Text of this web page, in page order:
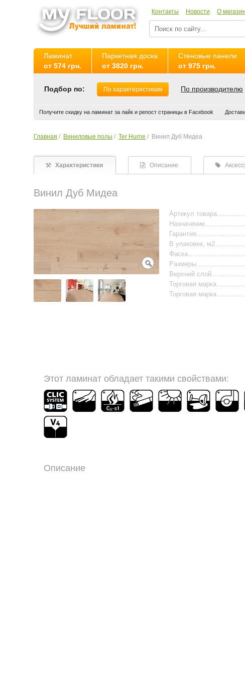
Контакты Новости О
Ламинат
от 574 грн.
Паркетная доска
от 3820 грн.
Стеновые панели
от 975 грн.
Подбор по: По характеристикам По производителю
Получите скидку на ламинат за лайк и репост страницы в Facebook
Главная / Виниловые полы / Ter Hurne / Винил Дуб Мидеа
Характеристики Описание
Винил Дуб Мидеа
Артикул товара
Назначение
Гарантия
В упаковке, м2
Фаска
Размеры
Верхний слой
Торговая марка
Торговая марка
Этот ламинат обладает такими свойствами:
Описание